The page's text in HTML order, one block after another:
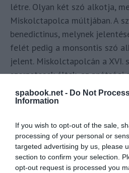
spabook.net - Do Not
Information
If you wish to opt-out of the sale,
processing of your personal or
targeted advertising by us, please
section to confirm your selection.
opt-out request is processed you
létre. Olyan két szó alkotja,
Miskolctapolca múltjában. A
benedictinus, melynek
felét pedig a monsontis szó
jelent. Miskolctapolcán a XVI.
szerzetesek éltek, az apátsági
látogathatók a Pazár István
szó egyrészt utalhat a Jézus
Barlangfürdőhöz is, melynek
alatt vájta ki a
Miskolctapolcai Élmény-